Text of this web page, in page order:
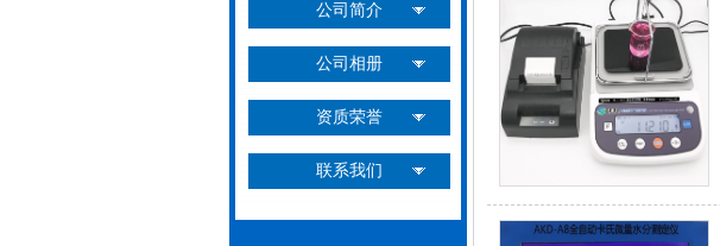
公司简介
公司相册
资质荣誉
联系我们